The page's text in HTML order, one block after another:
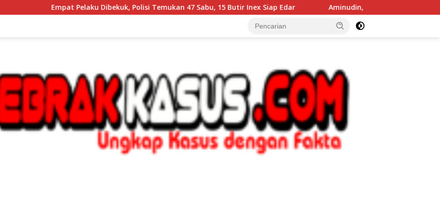
Pelaku Dibekuk, Polisi Temukan 47 Sabu, 15 Butir Inex Siap Edar Aminudin, S.P. Nilai WFS Sosok Tepat Pimpin